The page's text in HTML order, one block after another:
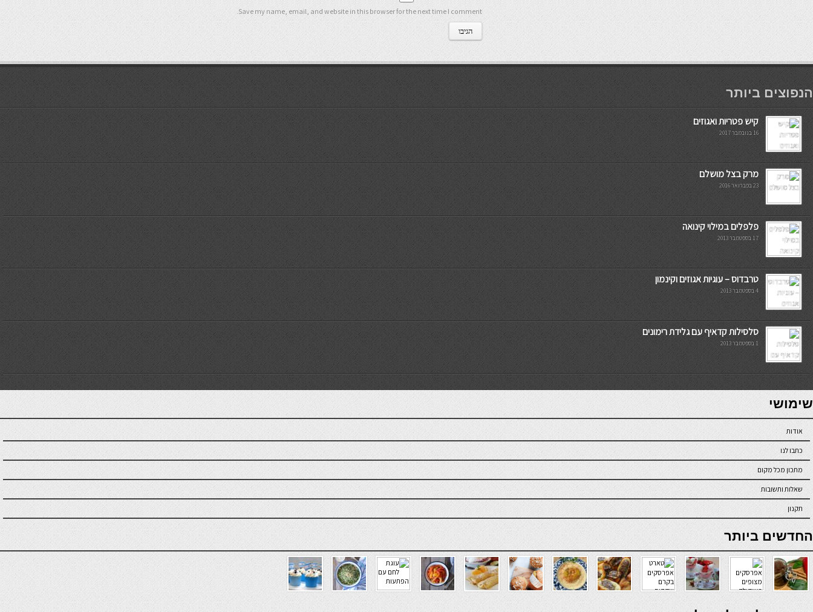
Save my name, email, and website in this browser for the next time I comment.
мостбет кг
הנפוצים ביותר
קיש פטריות ואגוזים
16 בנובמבר 2017
מרק בצל מושלם
23 בפברואר 2016
פלפלים במילוי קינואה
17 בספטמבר 2013
טרבדוס – עוגיות אגוזים וקינמון
4 בספטמבר 2013
סלסילות קדאיף עם גלידת רימונים
1 בספטמבר 2013
7slots
seriöse online casinos österreich
שימושי
אודות
כתבו לנו
מתכון מכל מקום
שאלות ותשובות
תקנון
online casino
החדשים ביותר
verde casino